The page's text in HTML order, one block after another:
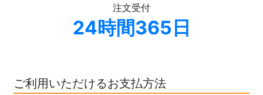
注文受付
24時間365日
ご利用いただけるお支払方法